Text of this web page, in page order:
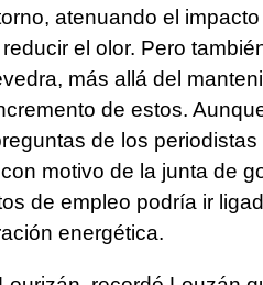
atenuando el
el olor. Pero
más allá del
de estos.
de los periodistas
motivo de la junta de
de empleo podría ir
energética.